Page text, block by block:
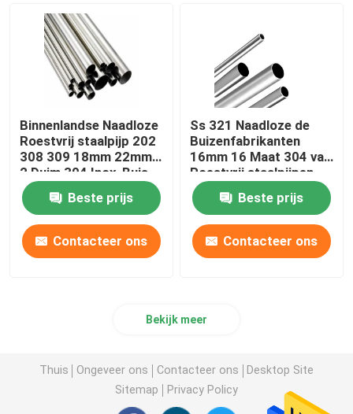
Binnenlandse Naadloze
Roestvrij staalpijp 202
308 309 18mm 22mm
2 Duim 304 Inox-Buis
Beste prijs
Contacteer ons
Ss 321 Naadloze de
Buizenfabrikanten
16mm 16 Maat 304 van
Roestvrij staalpijpen
Warmtewisselaar
Beste prijs
Contacteer ons
Bekijk meer
Thuis Ongeveer ons Contacteer ons
Desktop Site
Sitemap
Privacy Policy